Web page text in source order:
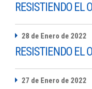
RESISTIENDO EL
28 de Enero de 2022
RESISTIENDO EL
27 de Enero de 2022